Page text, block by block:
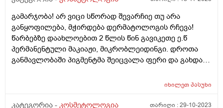
თმა?
გამარჯობა! არ ვიცი სწორად შევარჩიე თუ არა
განყოფილება, მჭირდება დერმატოლოგის რჩევა!
წარბებზე დაახლოებით 2 წლის წინ გავიკეთე ე.წ
პერმანენტული მაკიაჟი, მიკრობლეიდინგი. დროთა
განმავლობაში პიგმენტმა შეიცვალა ფერი და გახდა
მოშორება. პირველი პროცედურის მერე უკვე მაქვს
გაქრა მაგრამ პრობლემა ისაა რომ ამის ადგილზე
იხილეთპასუხი
კატეგორია - კოსმეტოლოგია თარიღი :29-10-2023